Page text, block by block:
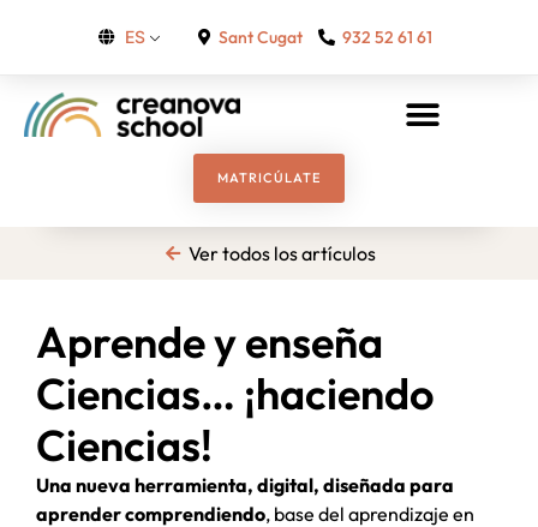
ES Sant Cugat 932 52 61 61
MATRICÚLATE
Ver todos los artículos
Aprende y enseña
Ciencias… ¡haciendo
Ciencias!
Una nueva herramienta, digital, diseñada para
aprender comprendiendo, base del aprendizaje en